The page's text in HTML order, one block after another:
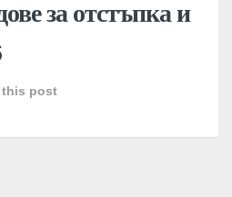
за отстъпка и
this post